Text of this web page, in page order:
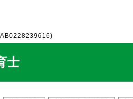
AB0228239616)
士